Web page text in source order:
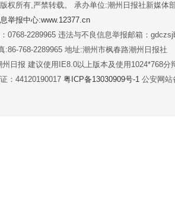
权所有,严禁转载。 承办单位:潮州日报社新媒体
举报中心:www.12377.cn
0768-2289965 违法与不良信息举报邮箱：
:86-768-2289965 地址:潮州市枫春路潮州日报社
日报 建议使用IE8.0以上版本及使用1024*768分
：44120190017 粤ICP备13030909号-1 公安网站